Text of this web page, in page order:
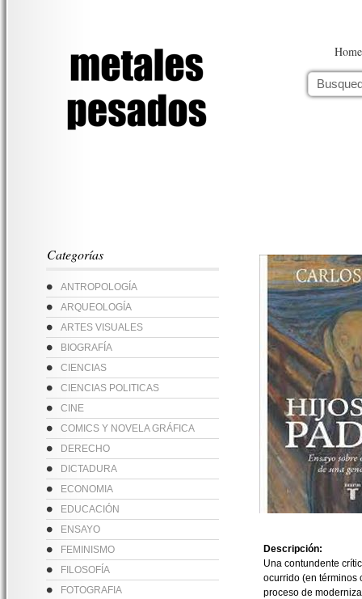
Home
Categorías
ANTROPOLOGÍA
ARQUEOLOGÍA
ARTES VISUALES
BIOGRAFÍA
CIENCIAS
CIENCIAS POLITICAS
CINE
COMICS Y NOVELA GRÁFICA
DERECHO
DICTADURA
ECONOMIA
EDUCACIÓN
ENSAYO
FEMINISMO
FILOSOFÍA
FOTOGRAFIA
Descripción:
Una contundente
ocurrido (en términos
proceso de